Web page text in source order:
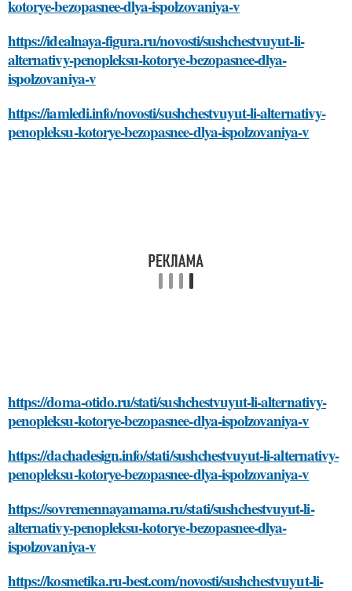
kotorye-bezopasnee-dlya-ispolzovaniya-v
https://idealnaya-figura.ru/novosti/sushchestvuyut-li-
alternativy-penopleksu-kotorye-bezopasnee-dlya-
ispolzovaniya-v
https://iamledi.info/novosti/sushchestvuyut-li-alternativy-
penopleksu-kotorye-bezopasnee-dlya-ispolzovaniya-v
https://doma-otido.ru/stati/sushchestvuyut-li-alternativy-
penopleksu-kotorye-bezopasnee-dlya-ispolzovaniya-v
https://dachadesign.info/stati/sushchestvuyut-li-alternativy-
penopleksu-kotorye-bezopasnee-dlya-ispolzovaniya-v
https://sovremennayamama.ru/stati/sushchestvuyut-li-
alternativy-penopleksu-kotorye-bezopasnee-dlya-
ispolzovaniya-v
https://kosmetika.ru-best.com/novosti/sushchestvuyut-li-